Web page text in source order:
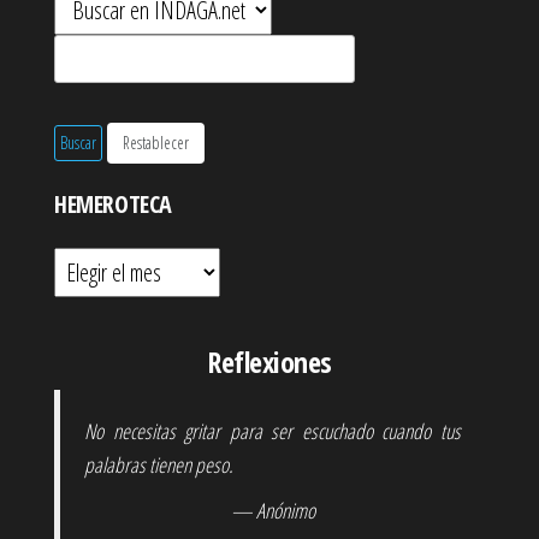
HEMEROTECA
Hemeroteca
Reflexiones
No necesitas gritar para ser escuchado cuando tus
palabras tienen peso.
— Anónimo